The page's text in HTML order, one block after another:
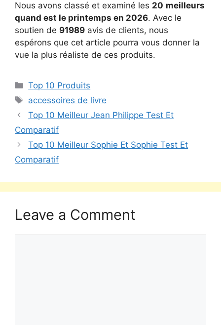
Nous avons classé et examiné les 20 meilleurs
quand est le printemps en 2026. Avec le
soutien de 91989 avis de clients, nous
espérons que cet article pourra vous donner la
vue la plus réaliste de ces produits.
Top 10 Produits
accessoires de livre
Top 10 Meilleur Jean Philippe Test Et
Comparatif
Top 10 Meilleur Sophie Et Sophie Test Et
Comparatif
Leave a Comment